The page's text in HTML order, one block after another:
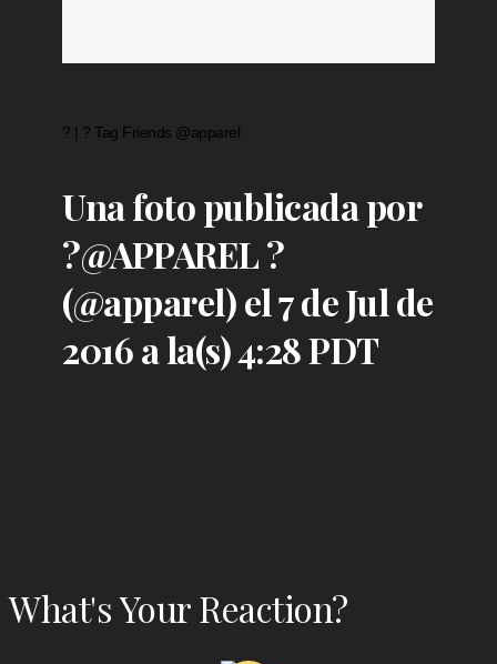
? | ? Tag Friends @apparel
Una foto publicada por
?@APPAREL ?
(@apparel) el 7 de Jul de
2016 a la(s) 4:28 PDT
What's Your Reaction?